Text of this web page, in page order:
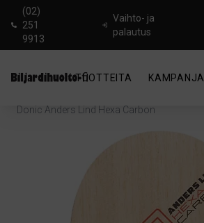
(02)
251
9913
Vaihto- ja
palautus
TUOTTEITA KAMPANJA
Donic Anders Lind Hexa Carbon